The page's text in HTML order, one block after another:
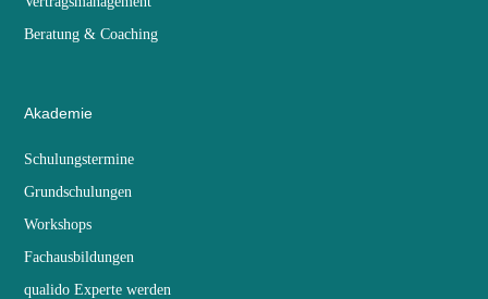
Beratung & Coaching
Akademie
Schulungstermine
Grundschulungen
Workshops
Fachausbildungen
qualido Experte werden